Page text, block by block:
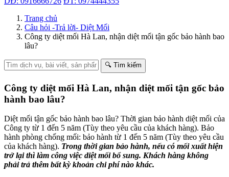
Trang chủ
Câu hỏi -Trả lời- Diệt Mối
Công ty diệt mối Hà Lan, nhận diệt mối tận gốc bảo hành bao
lâu?
🔍 Tìm kiếm
Công ty diệt mối Hà Lan, nhận diệt mối tận gốc bảo
hành bao lâu?
Diệt mối tận gốc bảo hành bao lâu? Thời gian bảo hành diệt mối của
Công ty từ 1 đến 5 năm (Tùy theo yêu cầu của khách hàng). Bảo
hành phòng chống mối: bảo hành từ 1 đến 5 năm (Tùy theo yêu cầu
của khách hàng). Trong thời gian bảo hành, nếu có mối xuất hiện
trở lại thì làm công việc diệt mối bổ sung. Khách hàng không
phải trả thêm bất kỳ khoản chi phí nào khác.